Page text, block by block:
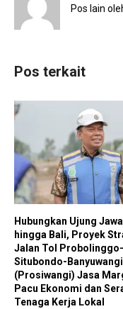
Pos lain
Pos terkait
Hubungkan Ujung Jawa
hingga Bali, Proyek
Jalan Tol Probolinggo-
Situbondo-Banyuwangi
(Prosiwangi) Jasa
Pacu Ekonomi dan
Tenaga Kerja Lokal